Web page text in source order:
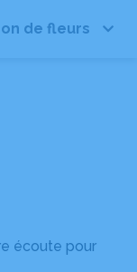
de fleurs
écoute pour